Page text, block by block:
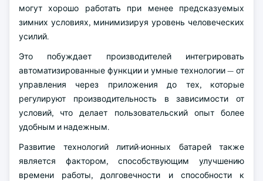
могут хорошо работать при менее предсказуемых
зимних условиях, минимизируя уровень человеческих
усилий.
Это побуждает производителей интегрировать
автоматизированные функции и умные технологии — от
управления через приложения до тех, которые
регулируют производительность в зависимости от
условий, что делает пользовательский опыт более
удобным и надежным.
Развитие технологий литий-ионных батарей также
является фактором, способствующим улучшению
времени работы, долговечности и способности к